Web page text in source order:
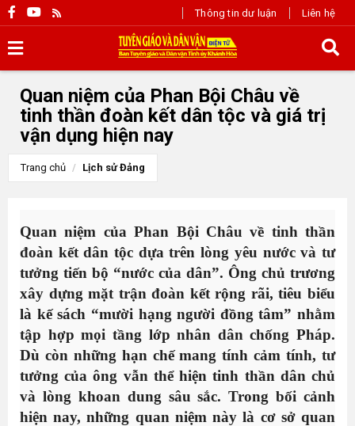
Thông tin dư luận Liên hệ
Quan niệm của Phan Bội Châu về
tinh thần đoàn kết dân tộc và giá trị
vận dụng hiện nay
Trang chủ Lịch sử Đảng
Quan niệm của Phan Bội Châu về tinh thần
đoàn kết dân tộc dựa trên lòng yêu nước và tư
tưởng tiến bộ “nước của dân”. Ông chủ trương
xây dựng mặt trận đoàn kết rộng rãi, tiêu biểu
là kế sách “mười hạng người đồng tâm” nhằm
tập hợp mọi tầng lớp nhân dân chống Pháp.
Dù còn những hạn chế mang tính cảm tính, tư
tưởng của ông vẫn thể hiện tinh thần dân chủ
và lòng khoan dung sâu sắc. Trong bối cảnh
hiện nay, những quan niệm này là cơ sở quan